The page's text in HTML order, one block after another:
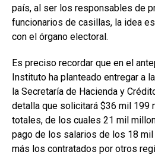
país, al ser los responsables de
funcionarios de casillas, la idea
con el órgano electoral.
Es preciso recordar que en el
Instituto ha planteado entregar a
la Secretaría de Hacienda y
detalla que solicitará $36 mil 199
totales, de los cuales 21 mil
pago de los salarios de los 18
más los contratados por otros